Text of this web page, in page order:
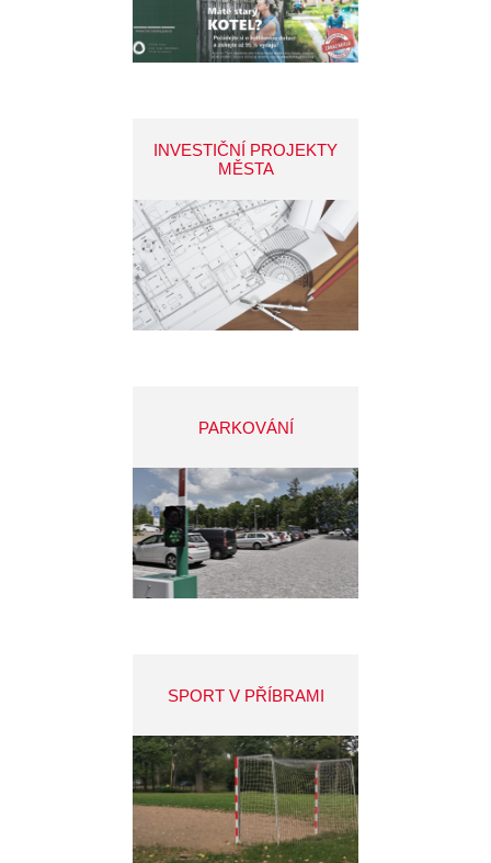
INVESTIČNÍ PROJEKTY
MĚSTA
PARKOVÁNÍ
SPORT V PŘÍBRAMI